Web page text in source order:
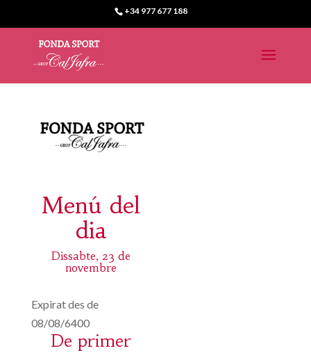
+34 977 677 188
Menú del
dia
Dissabte, 23 de
novembre
Expirat des de
08/08/6400
De primer